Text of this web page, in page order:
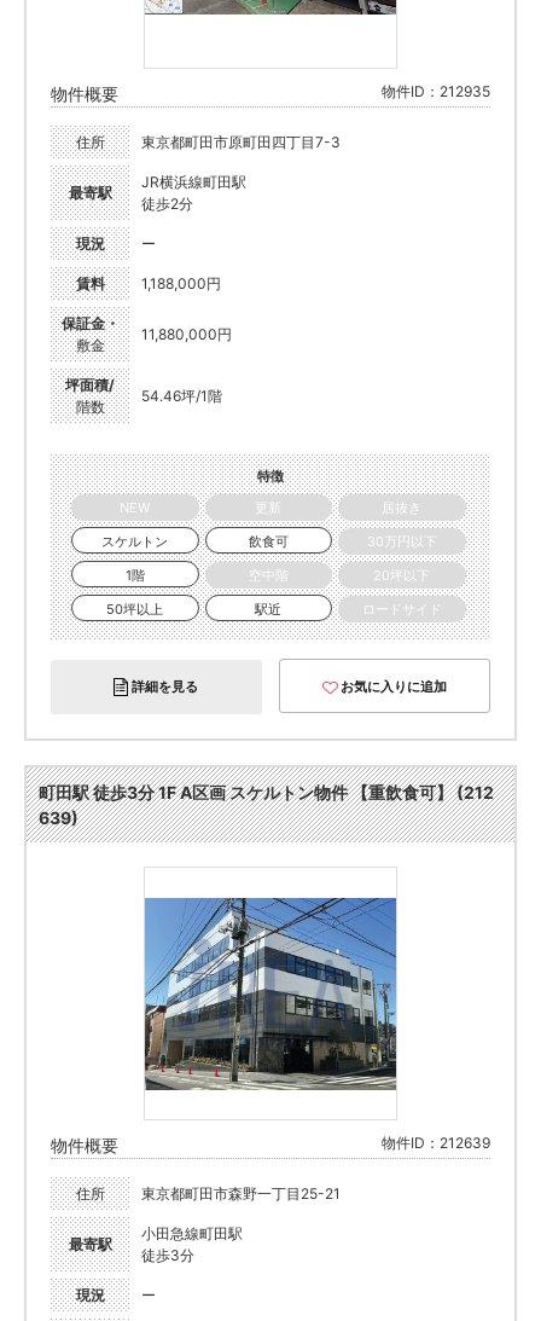
物件概要 物件ID：212935
住所 東京都町田市原町田四丁目7-3
最寄駅
JR横浜線町田駅
徒歩2分
現況 ー
賃料 1,188,000円
保証金・
敷金
11,880,000円
坪面積/
階数
54.46坪/1階
特徴
NEW
更新
居抜き
スケルトン
飲食可
30万円以下
1階
空中階
20坪以下
50坪以上
駅近 ロードサイド
詳細を見る お気に入りに追加
町田駅 徒歩3分 1F A区画 スケルトン物件 【重飲食可】 (212
639)
物件概要 物件ID：212639
住所 東京都町田市森野一丁目25-21
最寄駅
小田急線町田駅
徒歩3分
現況 ー